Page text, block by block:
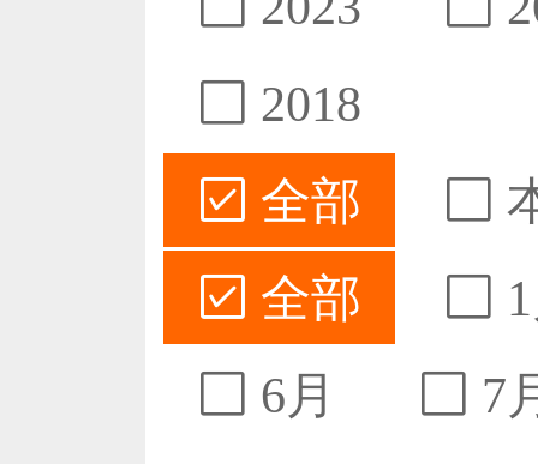
2018
全部
全部
6月
7